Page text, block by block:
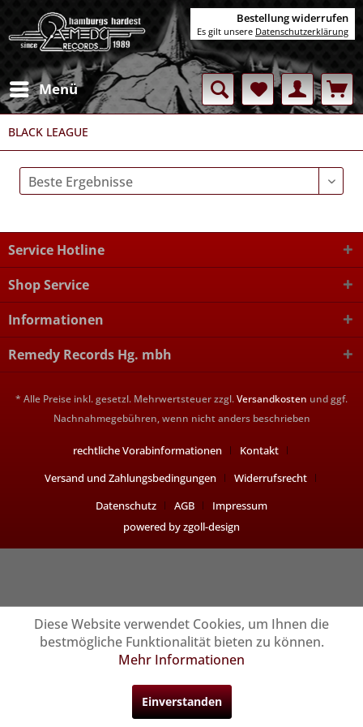
Menü
BLACK LEAGUE
Service Hotline
Shop Service
Informationen
Remedy Records Hg. mbh
* Alle Preise inkl. gesetzl. Mehrwertsteuer zzgl.Versandkosten und ggf.
Nachnahmegebühren, wenn nicht anders beschrieben
rechtliche Vorabinformationen
Kontakt
Versand und Zahlungsbedingungen
Widerrufsrecht
Datenschutz
AGB
Impressum
powered by zgoll-design
Bestellung widerrufen
Es gilt unsere Datenschutzerklärung
Diese Website verwendet Cookies, um Ihnen die
bestmögliche Funktionalität bieten zu können.
Mehr Informationen
Einverstanden